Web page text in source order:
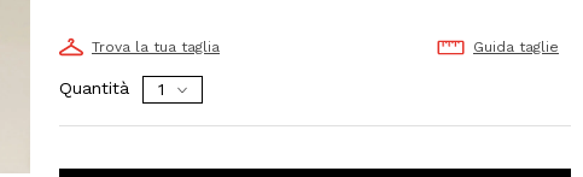
Trova la tua taglia Guida taglie
Quantità